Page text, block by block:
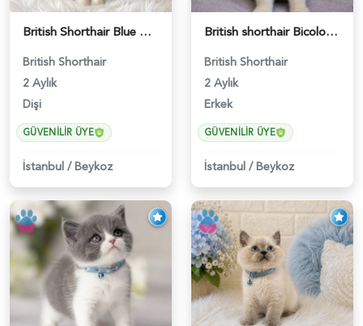
British Shorthair Blue Point Kızımız 2 Aylık - 5149
British Shorthair
2 Aylık
Dişi
GÜVENILIR ÜYE
İstanbul /Beykoz
British shorthair Bicolor Lilac Erkek - 5905
British Shorthair
2 Aylık
Erkek
GÜVENILIR ÜYE
İstanbul /Beykoz